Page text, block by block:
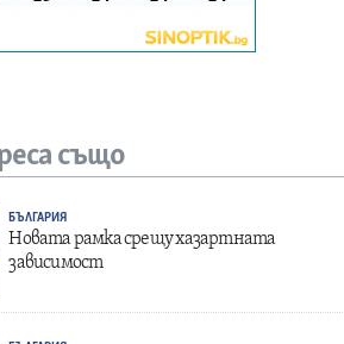
също
БЪЛГАРИЯ
Новата рамка срещу хазартната
зависимост